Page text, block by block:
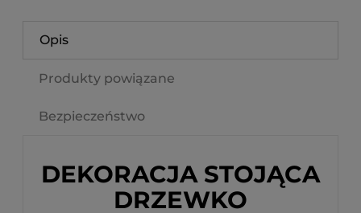
Opis
Produkty powiązane
Bezpieczeństwo
DEKORACJA STOJĄCA
DRZEWKO